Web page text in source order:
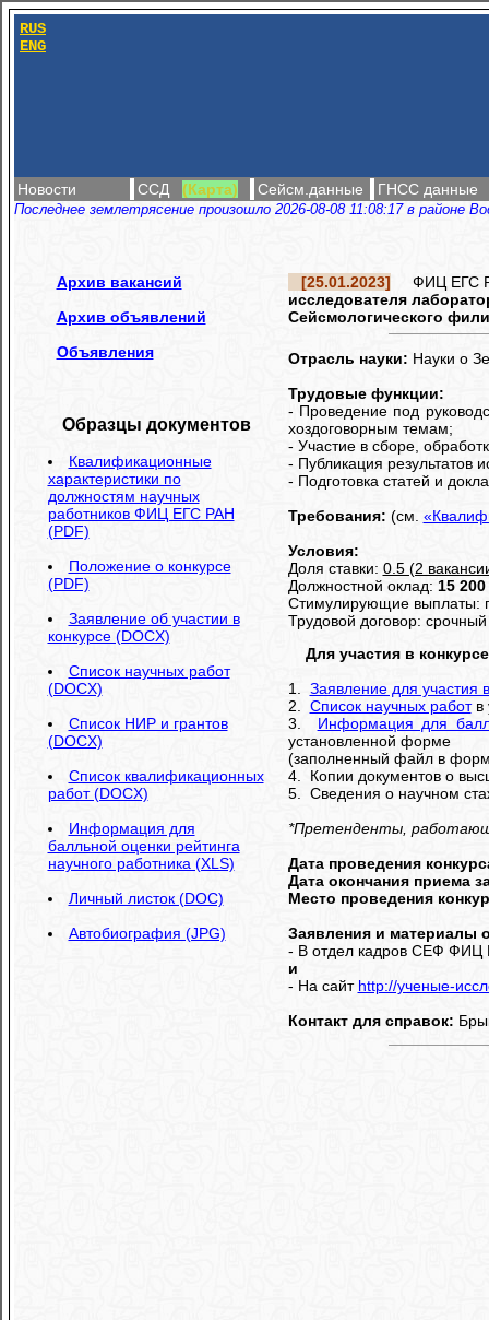
RUS
ENG
Новости ССД (Карта) Сейсм.данные ГНСС данные
Последнее землетрясение произошло 2026-08-08 11:08:17 в районе
Архив вакансий
Архив объявлений
Объявления
Образцы документов
Квалификационные
характеристики по
должностям научных
работников ФИЦ ЕГС РАН
(PDF)
Положение о конкурсе
(PDF)
Заявление об участии в
конкурсе (DOCX)
Список научных работ
(DOCX)
Список НИР и грантов
(DOCX)
Список квалификационных
работ (DOCX)
Информация для
балльной оценки рейтинга
научного работника (XLS)
Личный листок (DOC)
Автобиография (JPG)
[25.01.2023] ФИЦ ЕГС
исследователя
Сейсмологического
Отрасль науки: Науки о
Трудовые функции:
- Проведение под
хоздоговорным темам;
- Участие в сборе,
- Публикация результатов
- Подготовка статей и
Требования: (см.
Условия:
Доля ставки: 0.5 (2
Должностной оклад: 15
Стимулирующие выплаты:
Трудовой договор: срочный
Для участия в
1. Заявление для участия
2. Список научных работв
3. Информация для
установленной форме
(заполненный файл в
4. Копии документов о
5. Сведения о научном
*Претенденты,
Дата проведения
Дата окончания приема
Место проведения
Заявления и материалы
- В отдел кадров СЕФ ФИЦ
и
- На сайт http://ученые-
Контакт для справок: